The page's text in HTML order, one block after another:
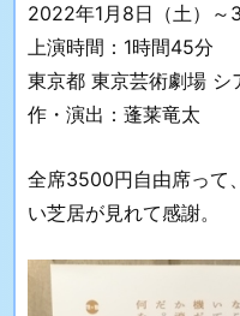
2022年1月8日（土）～
上演時間：1時間45分
東京都 東京芸術劇場 シ
作・演出：蓬莱竜太
全席3500円自由席って
い芝居が見れて感謝。